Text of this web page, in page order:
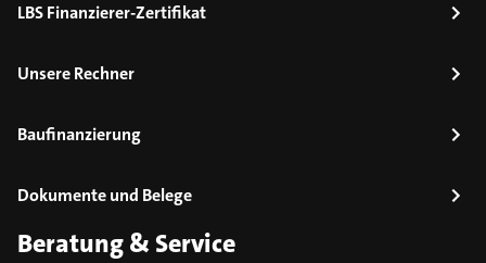
LBS Finanzierer-Zertifikat
Unsere Rechner
Baufinanzierung
Dokumente und Belege
Beratung & Service